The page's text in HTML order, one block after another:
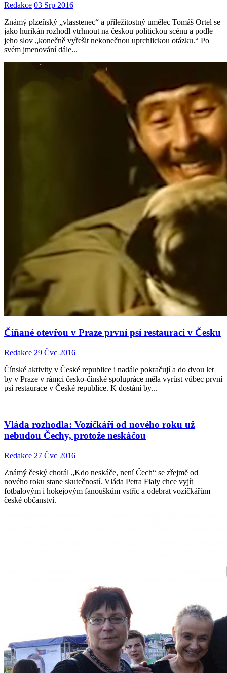
Redakce 03 Srp 2016
Známý plzeňský „vlasstenec“ a příležitostný umělec Tomáš Ortel se
jako hurikán rozhodl vtrhnout na českou politickou scénu a podle
jeho slov „konečně vyřešit nekonečnou uprchlickou otázku.“ Po
svém jmenování dále...
Číňané otevřou v Praze první psí restauraci v Česku
Redakce 29 Čvc 2016
Čínské aktivity v České republice i nadále pokračují a do dvou let
by v Praze v rámci česko-čínské spolupráce měla vyrůst vůbec první
psí restaurace v České republice. K dostání by...
Vláda rozhodla: Vozíčkáři od nového roku už
nebudou Čechy, protože neskáčou
Redakce 27 Čvc 2016
Známý český chorál „Kdo neskáče, není Čech“ se zřejmě od
nového roku stane skutečností. Vláda Petra Fialy chce vyjít
fotbalovým i hokejovým fanouškům vstříc a odebrat vozíčkářům
české občanství.